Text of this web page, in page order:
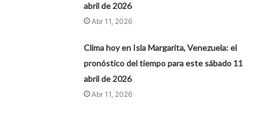
abril de 2026
Abr 11, 2026
Clima hoy en Isla Margarita, Venezuela: el
pronóstico del tiempo para este sábado 11
abril de 2026
Abr 11, 2026